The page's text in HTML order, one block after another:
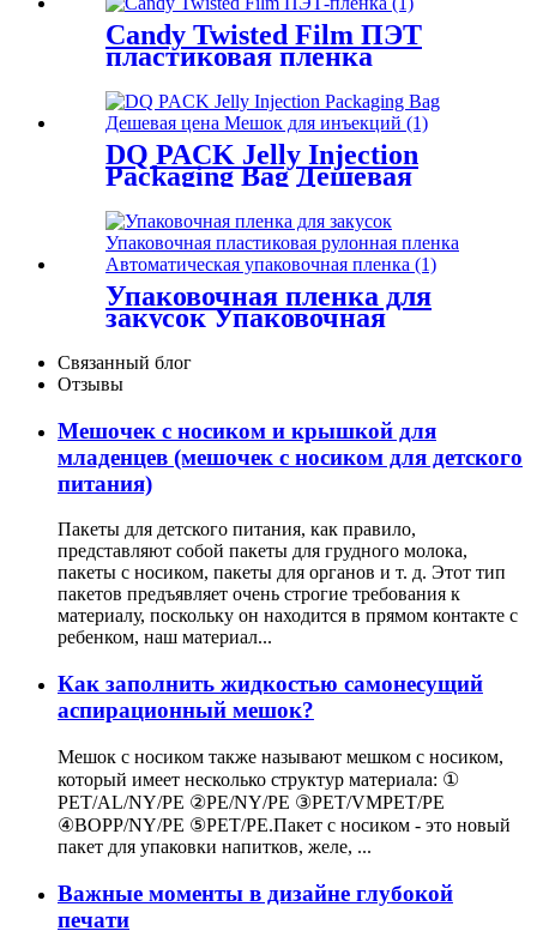
Candy Twisted Film ПЭТ
пластиковая пленка
DQ PACK Jelly Injection
Packaging Bag Дешевая
цена Мешок для инъекций
Упаковочная пленка для
закусок Упаковочная
пластиковая рулонная
пленка Автоматическая
упаковочная пленка
Связанный блог
Отзывы
Мешочек с носиком и крышкой для
младенцев (мешочек с носиком для детского
питания)
Пакеты для детского питания, как правило,
представляют собой пакеты для грудного молока,
пакеты с носиком, пакеты для органов и т. д. Этот тип
пакетов предъявляет очень строгие требования к
материалу, поскольку он находится в прямом контакте с
ребенком, наш материал...
Как заполнить жидкостью самонесущий
аспирационный мешок?
Мешок с носиком также называют мешком с носиком,
который имеет несколько структур материала: ①
PET/AL/NY/PE ②PE/NY/PE ③PET/VMPET/PE
④BOPP/NY/PE ⑤PET/PE.Пакет с носиком - это новый
пакет для упаковки напитков, желе, ...
Важные моменты в дизайне глубокой
печати